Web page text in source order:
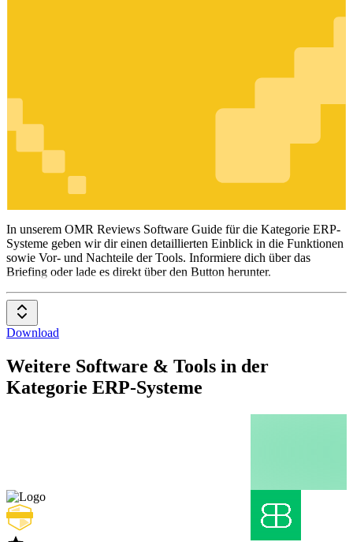
ERP-Systeme
In unserem OMR Reviews Software Guide für die Kategorie ERP-
Systeme geben wir dir einen detaillierten Einblick in die Funktionen
sowie Vor- und Nachteile der Tools. Informiere dich über das
Briefing oder lade es direkt über den Button herunter.
Download
Weitere Software & Tools in der
Kategorie ERP-Systeme